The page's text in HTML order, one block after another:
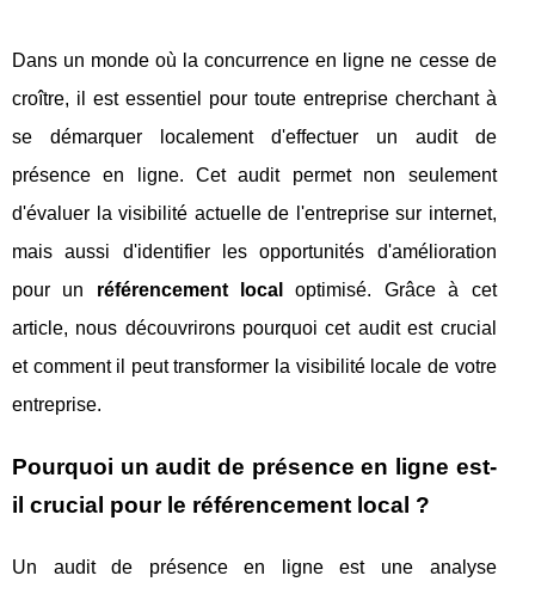
Dans un monde où la concurrence en ligne ne cesse de
croître, il est essentiel pour toute entreprise cherchant à
se démarquer localement d'effectuer un audit de
présence en ligne. Cet audit permet non seulement
d'évaluer la visibilité actuelle de l'entreprise sur internet,
mais aussi d'identifier les opportunités d'amélioration
pour un référencement local
optimisé. Grâce à cet
article, nous découvrirons pourquoi cet audit est crucial
et comment il peut transformer la visibilité locale de votre
entreprise.
Pourquoi un audit de présence en ligne est-
il crucial pour le référencement local ?
Un audit de présence en ligne est une analyse